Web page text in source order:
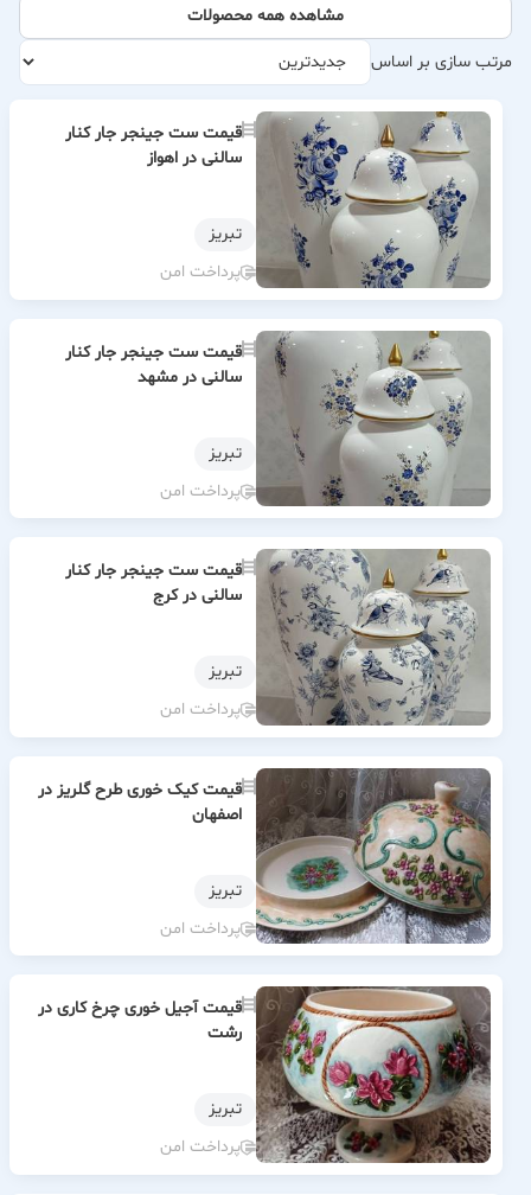
مشاهده همه محصولات
مرتب سازی بر اساس
قیمت ست جینجر جار کنار
سالنی در اهواز
تبریز
پرداخت امن
قیمت ست جینجر جار کنار
سالنی در مشهد
تبریز
پرداخت امن
قیمت ست جینجر جار کنار
سالنی در کرج
تبریز
پرداخت امن
قیمت کیک خوری طرح گلریز در
اصفهان
تبریز
پرداخت امن
قیمت آجیل خوری چرخ کاری در
رشت
تبریز
پرداخت امن